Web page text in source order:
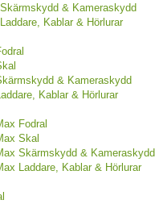
& Kameraskydd
Kablar & Hörlurar
& Kameraskydd
Kablar & Hörlurar
Fodral
Skal
Skärmskydd & Kameraskydd
Laddare, Kablar & Hörlurar